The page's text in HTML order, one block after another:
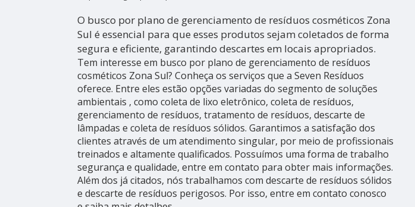
O busco por plano de gerenciamento de resíduos cosméticos Zona
Sul é essencial para que esses produtos sejam coletados de forma
segura e eficiente, garantindo descartes em locais apropriados.
Tem interesse em busco por plano de gerenciamento de resíduos
cosméticos Zona Sul? Conheça os serviços que a Seven Resíduos
oferece. Entre eles estão opções variadas do segmento de soluções
ambientais , como coleta de lixo eletrônico, coleta de resíduos,
gerenciamento de resíduos, tratamento de resíduos, descarte de
lâmpadas e coleta de resíduos sólidos. Garantimos a satisfação dos
clientes através de um atendimento singular, por meio de profissionais
treinados e altamente qualificados. Possuímos uma forma de trabalho
segurança e qualidade, entre em contato para obter mais informações.
Além dos já citados, nós trabalhamos com descarte de resíduos sólidos
e descarte de resíduos perigosos. Por isso, entre em contato conosco